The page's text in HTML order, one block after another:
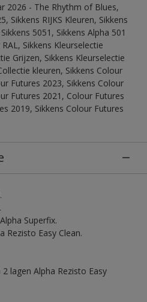
2026 - The Rhythm of Blues,
Sikkens RIJKS Kleuren, Sikkens
5051, Sikkens Alpha 501
Sikkens Kleurselectie
Grijzen, Sikkens Kleurselectie
kleuren, Sikkens Colour
Futures 2023, Sikkens Colour
Futures 2021, Colour Futures
2019, Sikkens Colour Futures
Superfix.
Rezisto Easy Clean.
lagen Alpha Rezisto Easy